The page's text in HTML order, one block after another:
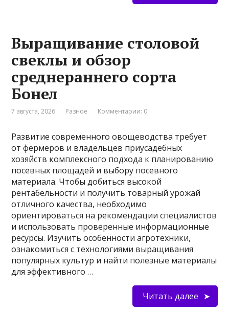
Выращивание столовой
свеклы и обзор
среднераннего сорта
Бонел
7 августа, 2026 Разное Комментарии: 0
Развитие современного овощеводства требует
от фермеров и владельцев приусадебных
хозяйств комплексного подхода к планированию
посевных площадей и выбору посевного
материала. Чтобы добиться высокой
рентабельности и получить товарный урожай
отличного качества, необходимо
ориентироваться на рекомендации специалистов
и использовать проверенные информационные
ресурсы. Изучить особенности агротехники,
ознакомиться с технологиями выращивания
популярных культур и найти полезные материалы
для эффективного …
Читать далее